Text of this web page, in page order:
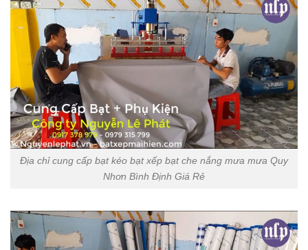
Địa chỉ cung cấp bạt kéo bạt xếp bạt che nắng mưa mưa Quy
Nhơn Bình Định Giá Rẻ